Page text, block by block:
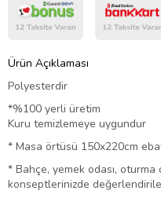
Ürün Açıklaması
Polyesterdir
*%100 yerli üretim
Kuru temizlemeye uygundur
* Masa örtüsü 150x220cm
* Bahçe, yemek odası,
konseptlerinizde